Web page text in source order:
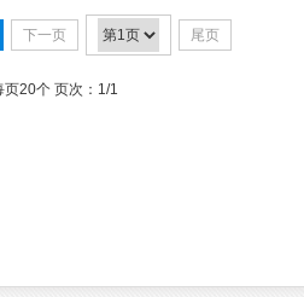
下一页 尾页
页20个 页次：1/1